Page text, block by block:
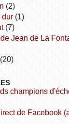
(2)
dur(1)
(7)
Jean de La
champions